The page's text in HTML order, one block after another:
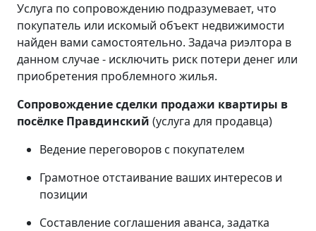
Услуга по сопровождению подразумевает, что
покупатель или искомый объект недвижимости
найден вами самостоятельно. Задача риэлтора в
данном случае - исключить риск потери денег или
приобретения проблемного жилья.
Сопровождение сделки продажи квартиры в
посёлке Правдинский (услуга для продавца)
Ведение переговоров с покупателем
Грамотное отстаивание ваших интересов и
позиции
Составление соглашения аванса, задатка